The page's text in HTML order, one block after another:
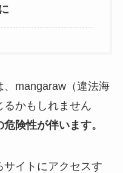
mangaraw（違法海
るかもしれません
険性が伴います。
イトにアクセスす